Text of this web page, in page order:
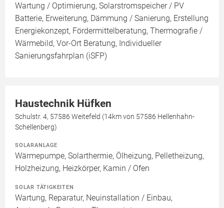
Wartung / Optimierung, Solarstromspeicher / PV
Batterie, Erweiterung, Dämmung / Sanierung, Erstellung
Energiekonzept, Fördermittelberatung, Thermografie /
Wärmebild, Vor-Ort Beratung, Individueller
Sanierungsfahrplan (iSFP)
Haustechnik Hüfken
Schulstr. 4, 57586 Weitefeld (14km von 57586 Hellenhahn-
Schellenberg)
SOLARANLAGE
Wärmepumpe, Solarthermie, Ölheizung, Pelletheizung,
Holzheizung, Heizkörper, Kamin / Ofen
SOLAR TÄTIGKEITEN
Wartung, Reparatur, Neuinstallation / Einbau,